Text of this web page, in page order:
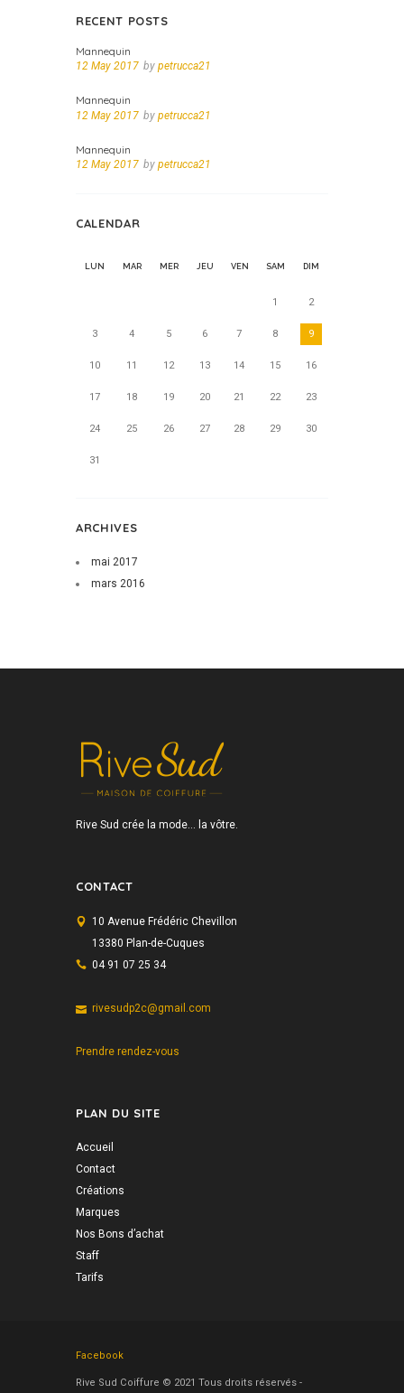
RECENT POSTS
Mannequin
12 May 2017 by petrucca21
Mannequin
12 May 2017 by petrucca21
Mannequin
12 May 2017 by petrucca21
CALENDAR
LUN MAR MER JEU VEN SAM DIM
1 2
3 4 5 6 7 8 9
10 11 12 13 14 15 16
17 18 19 20 21 22 23
24 25 26 27 28 29 30
31
ARCHIVES
mai 2017
mars 2016
Rive Sud crée la mode… la vôtre.
CONTACT
10 Avenue Frédéric Chevillon
13380 Plan-de-Cuques
04 91 07 25 34
rivesudp2c@gmail.com
Prendre rendez-vous
PLAN DU SITE
Accueil
Contact
Créations
Marques
Nos Bons d’achat
Staff
Tarifs
Facebook
Rive Sud Coiffure © 2021 Tous droits réservés -